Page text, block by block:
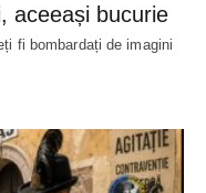
aceeași bucurie
fi bombardați de imagini